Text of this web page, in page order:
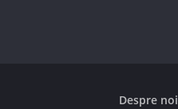
Despre noi